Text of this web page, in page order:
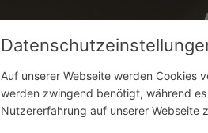
Auf unserer Webseite werden Cookies
werden zwingend benötigt, während
Nutzererfahrung auf unserer Webseite
CHRONIK BESUCHERINFO